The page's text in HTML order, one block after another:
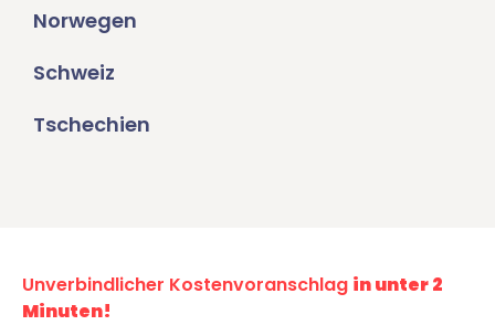
Norwegen
Schweiz
Tschechien
Unverbindlicher Kostenvoranschlag in unter 2
Minuten!